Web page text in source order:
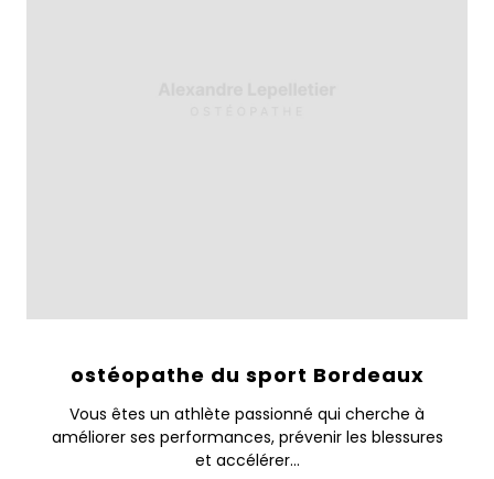
ostéopathe du sport Bordeaux
Vous êtes un athlète passionné qui cherche à
améliorer ses performances, prévenir les blessures
et accélérer...